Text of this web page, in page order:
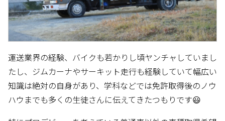
運送業界の経験、バイクも若かりし頃ヤンチャしていまし
たし、ジムカーナやサーキット走行も経験していて幅広い
知識は絶対の自身があり、学科などでは免許取得後のノウ
ハウまでも多くの生徒さんに伝えてきたつもりです😃